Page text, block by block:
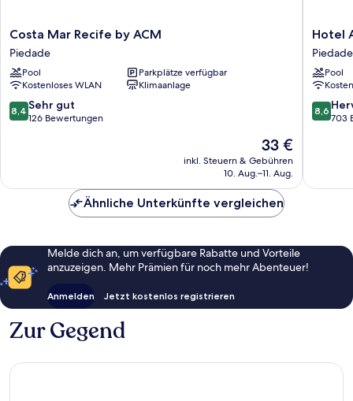
Costa
Mar
Recife
by
ACM
Piedade
Costa Mar Recife by ACM
Piedade
Pool
Parkplätze verfügbar
Kostenloses WLAN
Klimaanlage
8.4
von
Bewertungen
8,4 Sehr gut
126 Bewertungen
Der
Preis
beträgt
33 €
inkl. Steuern & Gebühren
10. Aug.–11. Aug.
Hotel
Anahi
Piedade
Hotel
Piedade
Pool
8.6
von
8,6
703
Ähnliche Unterkünfte vergleichen
Melde dich an, um verfügbare Rabatte und Vorteile
anzuzeigen. Mehr Prämien für noch mehr Abenteuer!
Anmelden Jetzt kostenlos registrieren
Zur Gegend